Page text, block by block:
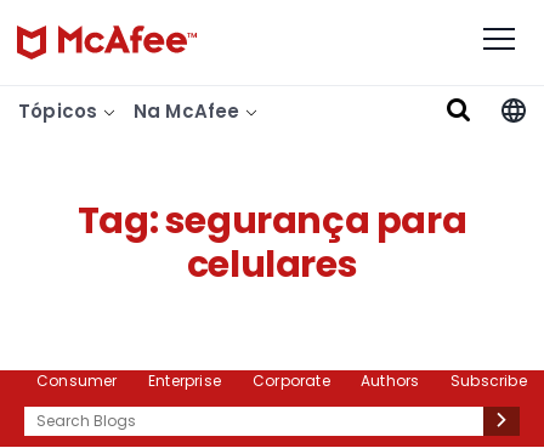
Tópicos Na McAfee
Tag:segurança para
celulares
Consumer Enterprise Corporate Authors
Subscribe
Search